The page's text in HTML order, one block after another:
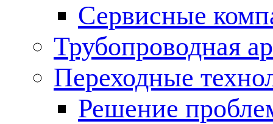
Сервисные
Трубопроводная
Переходные
Решение